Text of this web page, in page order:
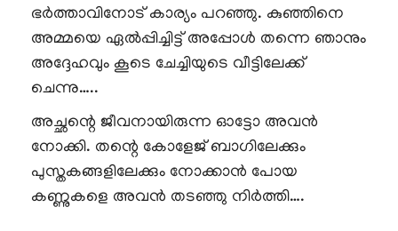
ഭർത്താവിനോട് കാര്യം പറഞ്ഞു. കുഞ്ഞിനെ
അമ്മയെ ഏൽപ്പിച്ചിട്ട് അപ്പോൾ തന്നെ ഞാനും
അദ്ദേഹവും കൂടെ ചേച്ചിയുടെ വീട്ടിലേക്ക്
ചെന്നു…..
അച്ഛന്റെ ജീവനായിരുന്ന ഓട്ടോ അവൻ
നോക്കി. തന്റെ കോളേജ് ബാഗിലേക്കും
പുസ്തകങ്ങളിലേക്കും നോക്കാൻ പോയ
കണ്ണുകളെ അവൻ തടഞ്ഞു നിർത്തി….